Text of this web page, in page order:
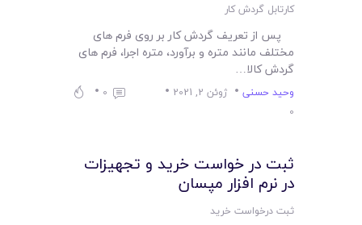
کارتابل گردش کار
پس از تعریف گردش کار بر روی فرم های
مختلف مانند متره و برآورد، متره اجرا، فرم های
گردش کالا…
وحید حسنی ژوئن 2, 2021
0
0
ثبت در خواست خرید و تجهیزات
در نرم افزار مپسان
ثبت درخواست خرید